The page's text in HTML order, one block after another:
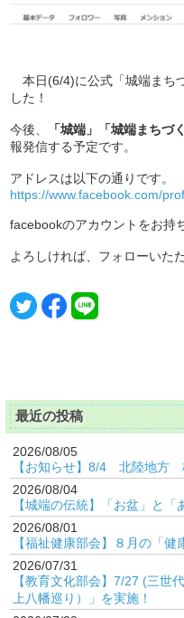
本日(6/4)に公式「城端まち
した！
今後、 「城端」「城端まちづ
報発信する予定です。
アドレスは以下の通りです。
https://www.facebook.com/
facebookのアカウントをお持
よろしければ、フォローいた
最近の投稿
2026/08/05
【お知らせ】8/4 北陸地方
2026/08/04
【城端の伝統】「お盆」と「
2026/08/01
【福祉健康部会】８月の「健
2026/07/31
【教育文化部会】7/27 (三
上八幡巡り）」を実施！